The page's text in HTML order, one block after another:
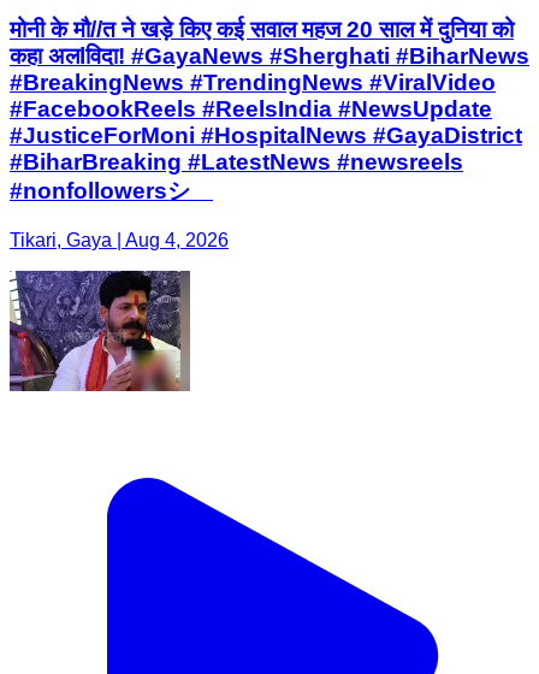
मोनी के मौ//त ने खड़े किए कई सवाल महज 20 साल में दुनिया को
कहा अलlविदा! #GayaNews #Sherghati #BiharNews
#BreakingNews #TrendingNews #ViralVideo
#FacebookReels #ReelsIndia #NewsUpdate
#JusticeForMoni #HospitalNews #GayaDistrict
#BiharBreaking #LatestNews #newsreels
#nonfollowersシ゚
Tikari, Gaya | Aug 4, 2026